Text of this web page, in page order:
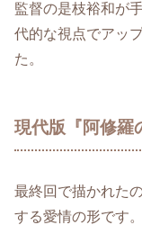
監督の是枝裕和が
代的な視点でアッ
た。
現代版『阿修羅
最終回で描かれた
する愛情の形です。